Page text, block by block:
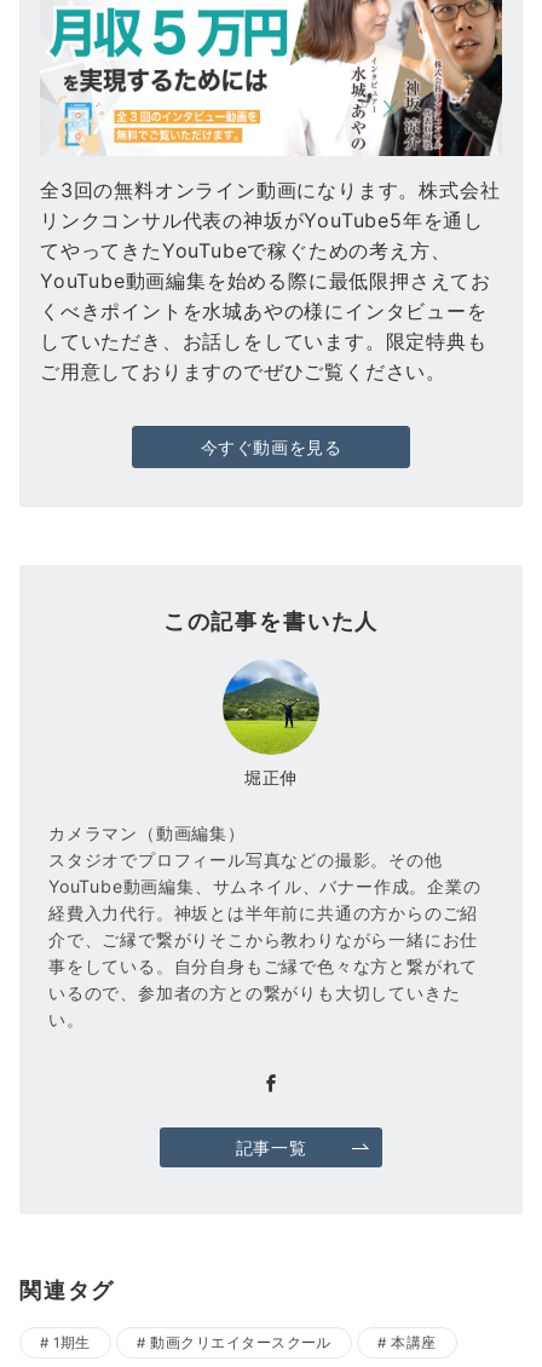
全3回の無料オンライン動画になります。株式会社
リンクコンサル代表の神坂がYouTube5年を通し
てやってきたYouTubeで稼ぐための考え方、
YouTube動画編集を始める際に最低限押さえてお
くべきポイントを水城あやの様にインタビューを
していただき、お話しをしています。限定特典も
ご用意しておりますのでぜひご覧ください。
今すぐ動画を見る
この記事を書いた人
堀正伸
カメラマン（動画編集）
スタジオでプロフィール写真などの撮影。その他
YouTube動画編集、サムネイル、バナー作成。企業の
経費入力代行。神坂とは半年前に共通の方からのご紹
介で、ご縁で繋がりそこから教わりながら一緒にお仕
事をしている。自分自身もご縁で色々な方と繋がれて
いるので、参加者の方との繋がりも大切していきた
い。
記事一覧
関連タグ
1期生 動画クリエイタースクール 本講座